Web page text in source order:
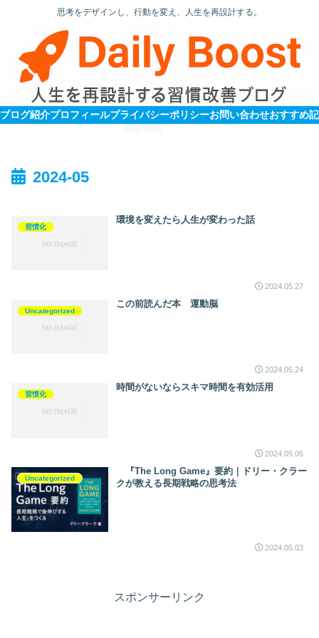
思考をデザインし、行動を変え、人生を再設計する。
ブログ紹介プロフィールプライバシーポリシーお問い合わせ
2024-05
習慣化
環境を変えたら人生が変わった話
2024.05.27
Uncategorized
この前読んだ本 運動脳
2024.05.24
習慣化
時間がないならスキマ時間を有効活用
2024.05.05
Uncategorized
『The Long Game』要約｜ドリー・クラー
クが教える長期戦略の思考法
2024.05.03
スポンサーリンク